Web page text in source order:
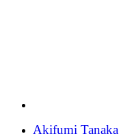
Akifumi Tanaka